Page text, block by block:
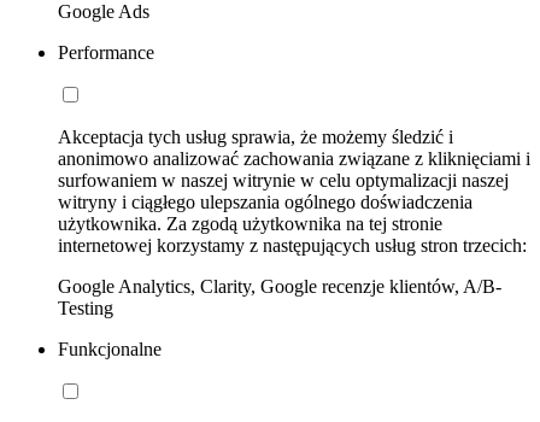
Google Ads
Performance
Akceptacja tych usług sprawia, że możemy śledzić i
anonimowo analizować zachowania związane z kliknięciami i
surfowaniem w naszej witrynie w celu optymalizacji naszej
witryny i ciągłego ulepszania ogólnego doświadczenia
użytkownika. Za zgodą użytkownika na tej stronie
internetowej korzystamy z następujących usług stron trzecich:
Google Analytics, Clarity, Google recenzje klientów, A/B-
Testing
Funkcjonalne